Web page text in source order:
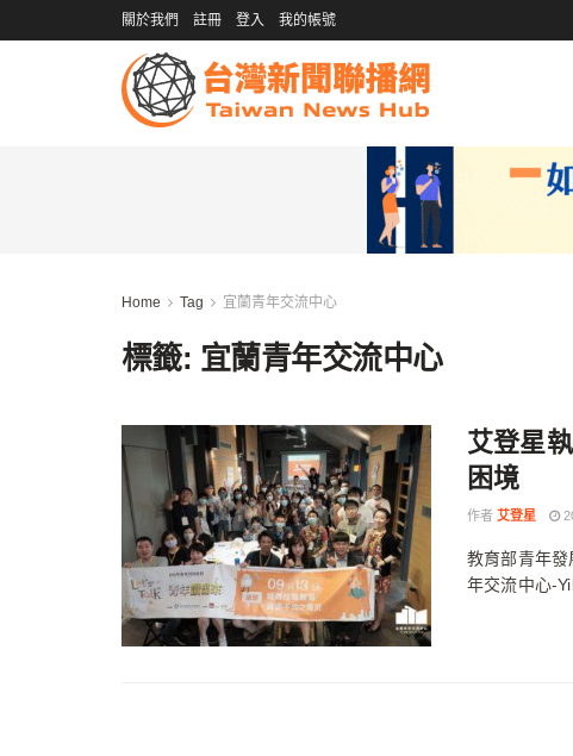
關於我們 註冊 登入 我的帳號
Home Tag 宜蘭青年交流中心
標籤: 宜蘭青年交流中心
艾登星
困境
作者 艾登星
教育部青年
年交流中心-